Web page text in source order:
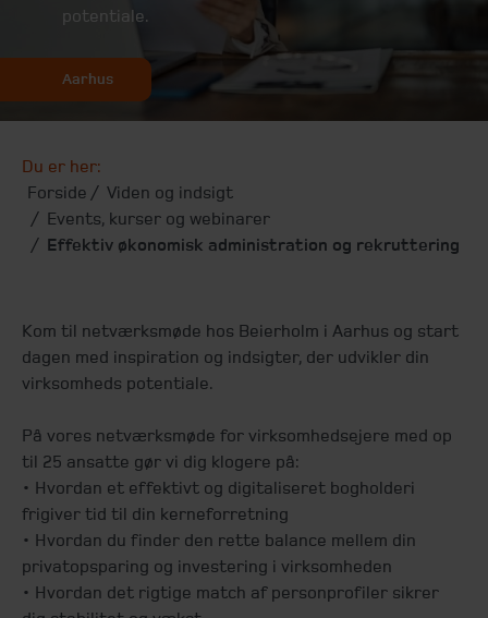
Aarhus
potentiale.
Du er her:
Forside
Viden og indsigt
Events, kurser og webinarer
Effektiv økonomisk administration og rekruttering
Kom til netværksmøde hos Beierholm i Aarhus og start
dagen med inspiration og indsigter, der udvikler din
virksomheds potentiale.
På vores netværksmøde for virksomhedsejere med op
til 25 ansatte gør vi dig klogere på:
• Hvordan et effektivt og digitaliseret bogholderi
frigiver tid til din kerneforretning
• Hvordan du finder den rette balance mellem din
privatopsparing og investering i virksomheden
• Hvordan det rigtige match af personprofiler sikrer